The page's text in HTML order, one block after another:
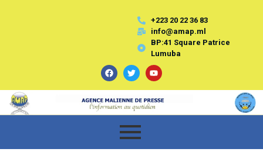
+223 20 22 36 83
info@amap.ml
BP:41 Square Patrice
Lumuba